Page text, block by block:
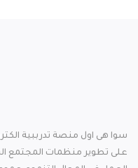
سوا هى اول منصة تدرببية
على تطوير منظمات المجتمع